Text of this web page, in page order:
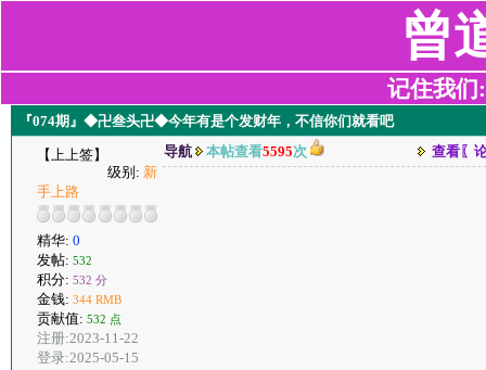
曾
记住我们
『074期』◆卍叁头卍◆今年有是个发财年，不信你们就看吧
【上上签】
级别: 新
手上路
精华: 0
发帖: 532
积分: 532 分
金钱: 344 RMB
贡献值: 532 点
注册:2023-11-22
登录:2025-05-15
导航 本帖查看5595次 查看〖